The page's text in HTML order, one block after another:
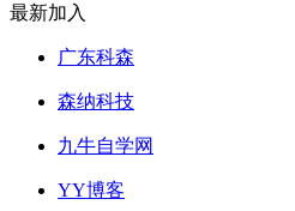
最新加入
广东科森
森纳科技
九牛自学网
YY博客